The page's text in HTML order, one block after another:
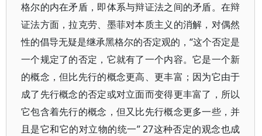
格尔的内在矛盾，即体系与辩证法之间的矛盾。在辩
证法方面，拉克劳、墨菲对本质主义的消解，对偶然
性的倡导无疑是继承黑格尔的否定观的，“这个否定是
一个规定了的否定，它就有了一个内容。它是一个新
的概念，但比先行的概念更高、更丰富；因为它由于
成了先行概念的否定或对立面而变得更丰富了，所以
它包含着先行的概念，但又比先行概念更多一些，并
且是它和它的对立物的统一” 27这种否定的观念也成